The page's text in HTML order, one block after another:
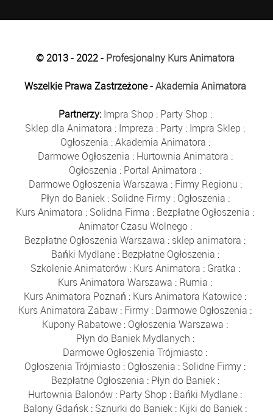
© 2013 - 2022 - Profesjonalny Kurs Animatora
Wszelkie Prawa Zastrzeżone -Akademia Animatora
Partnerzy: Impra Shop : Party Shop :
Sklep dla Animatora : Impreza : Party : Impra Sklep :
Ogłoszenia :Akademia Animatora :
Darmowe Ogłoszenia : Hurtownia Animatora :
Ogłoszenia : Portal Animatora :
Darmowe Ogłoszenia Warszawa : Firmy Regionu :
Płyn do Baniek: Solidne Firmy: Ogłoszenia :
Kurs Animatora : Solidna Firma : Bezpłatne Ogłoszenia :
Animator Czasu Wolnego:
Bezpłatne Ogłoszenia Warszawa : sklep animatora :
Bańki Mydlane: Bezpłatne Ogłoszenia :
Szkolenie Animatorów: Kurs Animatora : Gratka :
Kurs Animatora Warszawa : Rumia :
Kurs Animatora Poznań : Kurs Animatora Katowice :
Kurs Animatora Zabaw : Firmy : Darmowe Ogłoszenia :
Kupony Rabatowe : Ogłoszenia Warszawa :
Płyn do Baniek Mydlanych :
Darmowe Ogłoszenia Trójmiasto :
Ogłoszenia Trójmiasto : Ogłoszenia : Solidne Firmy :
Bezpłatne Ogłoszenia : Płyn do Baniek:
Hurtownia Balonów : Party Shop : Bańki Mydlane :
Balony Gdańsk : Sznurki do Baniek : Kijki do Baniek :